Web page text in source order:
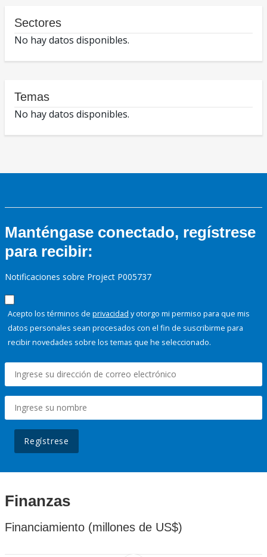
Sectores
No hay datos disponibles.
Temas
No hay datos disponibles.
Manténgase conectado, regístrese
para recibir:
Notificaciones sobre Project P005737
Acepto los términos de privacidad y otorgo mi permiso para que mis
datos personales sean procesados con el fin de suscribirme para
recibir novedades sobre los temas que he seleccionado.
Regístrese
Finanzas
Financiamiento (millones de US$)